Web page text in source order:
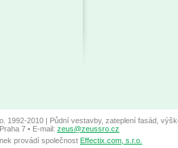
1992-2010 | Půdní vestavby, zateplení fasád,
7 • E-mail: zeus@zeussro.cz
provádí společnost Effectix.com, s.r.o.